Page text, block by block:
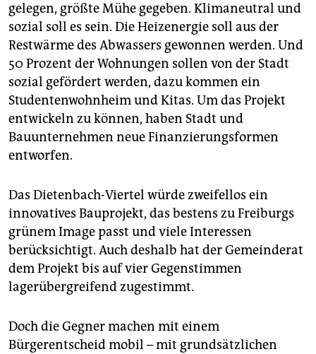
gelegen, größte Mühe gegeben. Klimaneutral und
sozial soll es sein. Die Heizenergie soll aus der
Restwärme des Abwassers gewonnen werden. Und
50 Prozent der Wohnungen sollen von der Stadt
sozial gefördert werden, dazu kommen ein
Studentenwohnheim und Kitas. Um das Projekt
entwickeln zu können, haben Stadt und
Bauunternehmen neue Finanzierungsformen
entworfen.
Das Dietenbach-Viertel würde zweifellos ein
innovatives Bauprojekt, das bestens zu Freiburgs
grünem Image passt und viele Interessen
berücksichtigt. Auch deshalb hat der Gemeinderat
dem Projekt bis auf vier Gegenstimmen
lagerübergreifend zugestimmt.
Doch die Gegner machen mit einem
Bürgerentscheid mobil – mit grundsätzlichen